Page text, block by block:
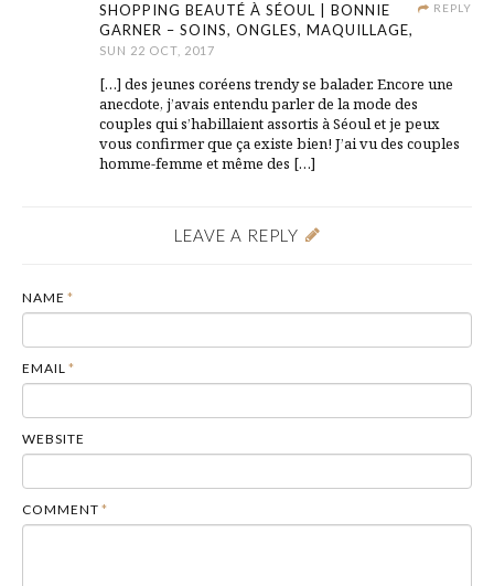
REPLY
SHOPPING BEAUTÉ À SÉOUL | BONNIE
GARNER – SOINS, ONGLES, MAQUILLAGE,
SUN 22 OCT, 2017
[…] des jeunes coréens trendy se balader. Encore une
anecdote, j’avais entendu parler de la mode des
couples qui s’habillaient assortis à Séoul et je peux
vous confirmer que ça existe bien! J’ai vu des couples
homme-femme et même des […]
LEAVE A REPLY
NAME *
EMAIL *
WEBSITE
COMMENT *